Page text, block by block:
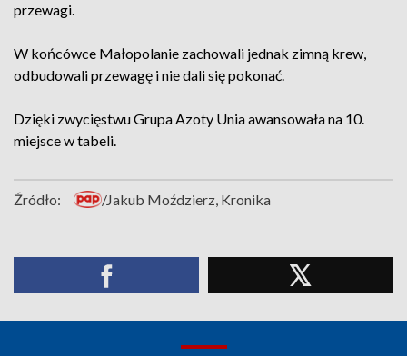
przewagi.
W końcówce Małopolanie zachowali jednak zimną krew,
odbudowali przewagę i nie dali się pokonać.
Dzięki zwycięstwu Grupa Azoty Unia awansowała na 10.
miejsce w tabeli.
Źródło: /Jakub Moździerz, Kronika